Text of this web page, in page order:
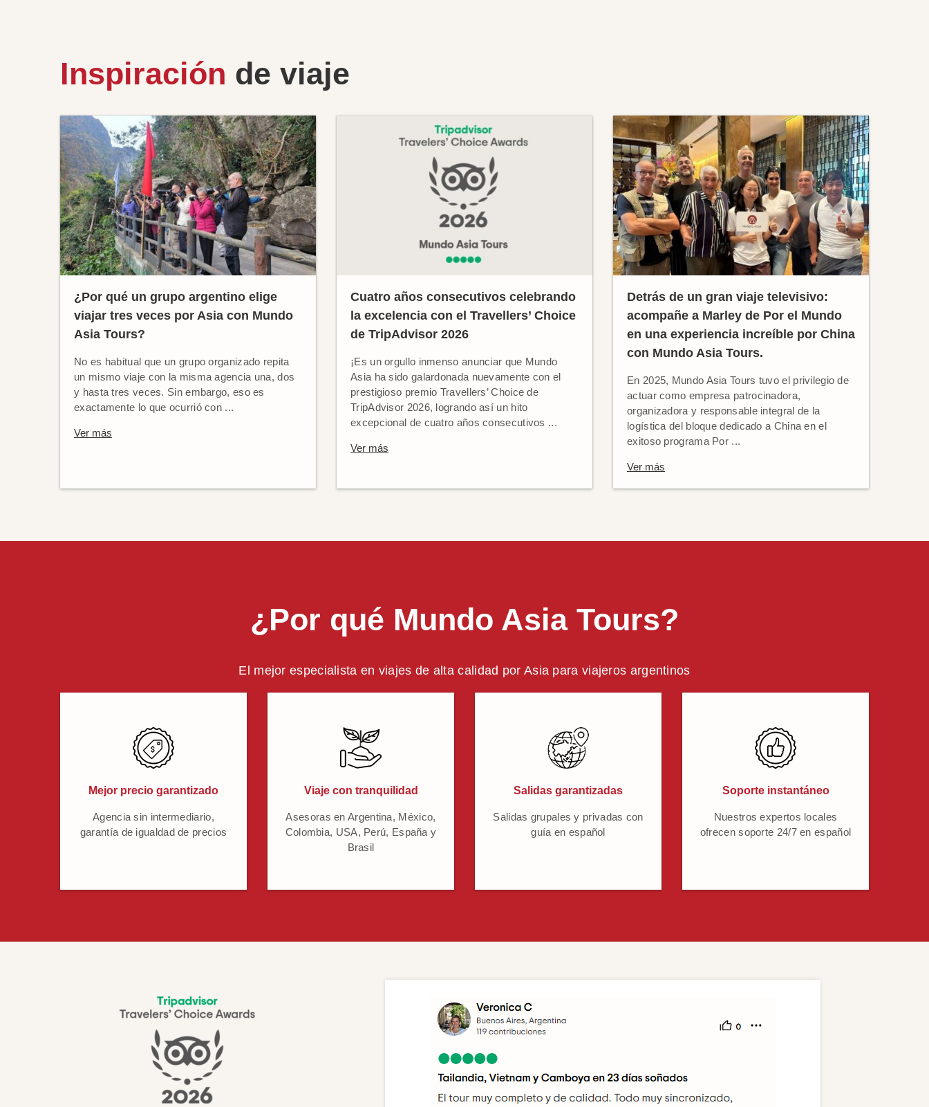
Inspiración de viaje
¿Por qué un grupo argentino elige
viajar tres veces por Asia con Mundo
Asia Tours?
No es habitual que un grupo organizado repita
un mismo viaje con la misma agencia una, dos
y hasta tres veces. Sin embargo, eso es
exactamente lo que ocurrió con ...
Ver más
Cuatro años consecutivos celebrando
la excelencia con el Travellers’ Choice
de TripAdvisor 2026
¡Es un orgullo inmenso anunciar que Mundo
Asia ha sido galardonada nuevamente con el
prestigioso premio Travellers’ Choice de
TripAdvisor 2026, logrando así un hito
excepcional de cuatro años consecutivos ...
Ver más
Detrás de un gran viaje televisivo:
acompañe a Marley de Por el Mundo
en una experiencia increíble por China
con Mundo Asia Tours.
En 2025, Mundo Asia Tours tuvo el privilegio de
actuar como empresa patrocinadora,
organizadora y responsable integral de la
logística del bloque dedicado a China en el
exitoso programa Por ...
Ver más
¿Por qué Mundo Asia Tours?
El mejor especialista en viajes de alta calidad por Asia para viajeros argentinos
Mejor precio garantizado
Agencia sin intermediario,
garantía de igualdad de precios
Viaje con tranquilidad
Asesoras en Argentina, México,
Colombia, USA, Perú, España y
Brasil
Salidas garantizadas
Salidas grupales y privadas con
guía en español
Soporte instantáneo
Nuestros expertos locales
ofrecen soporte 24/7 en español